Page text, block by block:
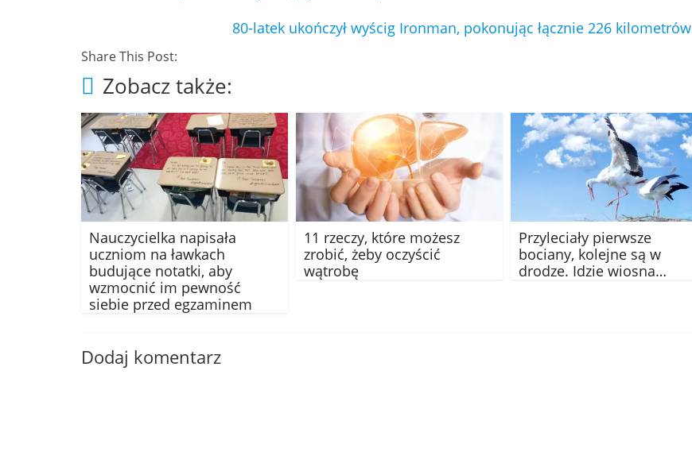
80-latek ukończył wyścig Ironman, pokonując łącznie 226 kilometrów
Share This Post:
Zobacz także:
Nauczycielka napisała
uczniom na ławkach
budujące notatki, aby
wzmocnić im pewność
siebie przed egzaminem
11 rzeczy, które możesz
zrobić, żeby oczyścić
wątrobę
Przyleciały pierwsze
bociany, kolejne są w
drodze. Idzie wiosna…
Dodaj komentarz